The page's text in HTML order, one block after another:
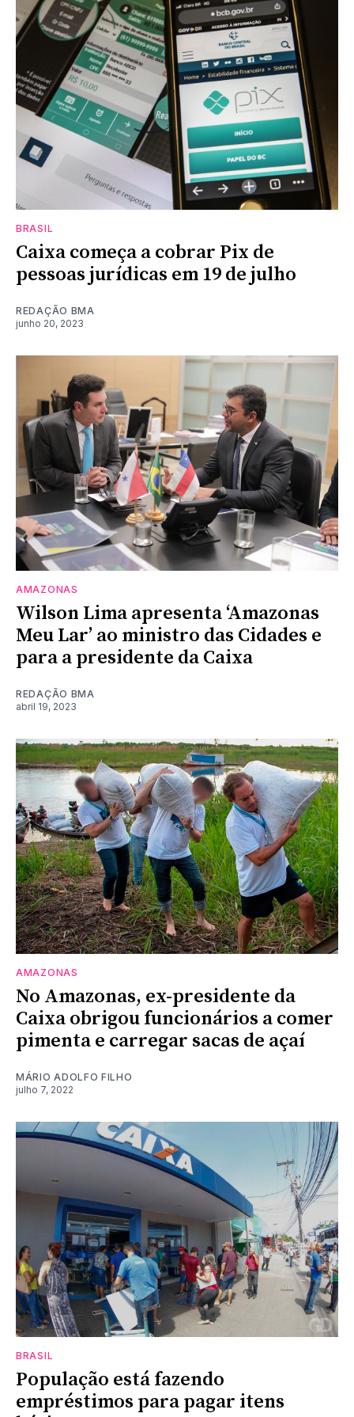
BRASIL
Caixa começa a cobrar Pix de
pessoas jurídicas em 19 de julho
REDAÇÃO BMA
junho 20, 2023
AMAZONAS
Wilson Lima apresenta ‘Amazonas
Meu Lar’ ao ministro das Cidades e
para a presidente da Caixa
REDAÇÃO BMA
abril 19, 2023
AMAZONAS
No Amazonas, ex-presidente da
Caixa obrigou funcionários a comer
pimenta e carregar sacas de açaí
MÁRIO ADOLFO FILHO
julho 7, 2022
BRASIL
População está fazendo
empréstimos para pagar itens